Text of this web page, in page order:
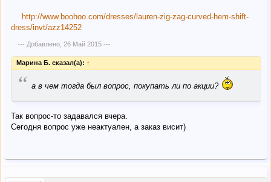
http://www.boohoo.com/dresses/lauren-zig-zag-curved-hem-shift-
dress/invt/azz14252
--- Добавлено, 26 Май 2015---
Марина Б. сказал(а): ↑
“ а в чем тогда был вопрос, покупать ли по акции?
Так вопрос-то задавался вчера.
Сегодня вопрос уже неактуален, а заказ висит)